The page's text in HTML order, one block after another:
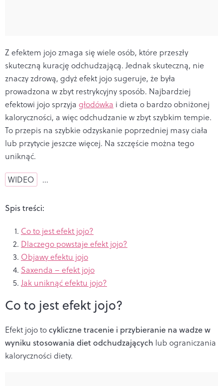
Z efektem jojo zmaga się wiele osób, które przeszły
skuteczną kurację odchudzającą. Jednak skuteczną, nie
znaczy zdrową, gdyż efekt jojo sugeruje, że była
prowadzona w zbyt restrykcyjny sposób. Najbardziej
efektowi jojo sprzyja głodówka i dieta o bardzo obniżonej
kaloryczności, a więc odchudzanie w zbyt szybkim tempie.
To przepis na szybkie odzyskanie poprzedniej masy ciała
lub przytycie jeszcze więcej. Na szczęście można tego
uniknąć.
WIDEO …
Spis treści:
Co to jest efekt jojo?
Dlaczego powstaje efekt jojo?
Objawy efektu jojo
Saxenda – efekt jojo
Jak uniknąć efektu jojo?
Co to jest efekt jojo?
Efekt jojo tocykliczne tracenie i przybieranie na wadze w
wyniku stosowania diet odchudzających lub ograniczania
kaloryczności diety.